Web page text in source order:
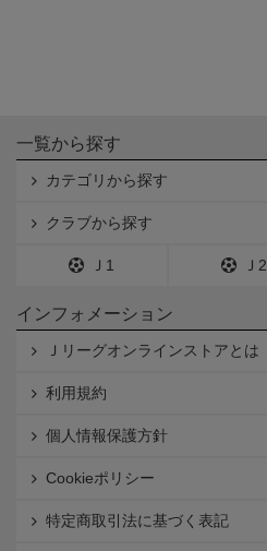
一覧から探す
カテゴリから探す
クラブから探す
Ｊ1 Ｊ2
インフォメーション
Ｊリーグオンラインストアとは
利用規約
個人情報保護方針
Cookieポリシー
特定商取引法に基づく表記